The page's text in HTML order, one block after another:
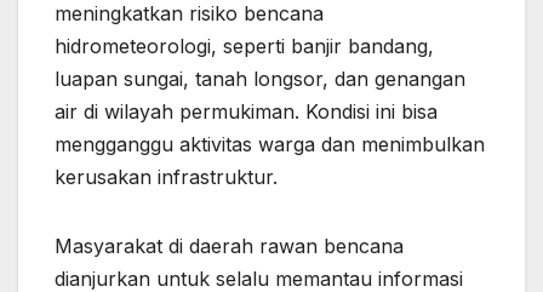
meningkatkan risiko bencana
hidrometeorologi, seperti banjir bandang,
luapan sungai, tanah longsor, dan genangan
air di wilayah permukiman. Kondisi ini bisa
mengganggu aktivitas warga dan menimbulkan
kerusakan infrastruktur.
Masyarakat di daerah rawan bencana
dianjurkan untuk selalu memantau informasi